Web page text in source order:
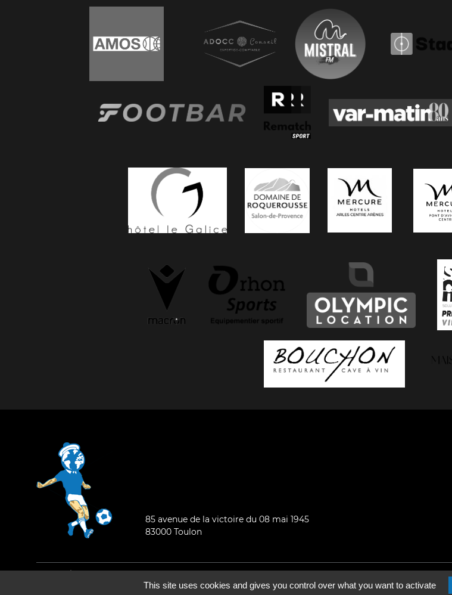
85 avenue de la victoire du 08 mai 1945
83000 Toulon
Mentions légales-Qui sommes-nous ?
©2026 - Tous droits réservés - Conception :epartenair e
This site uses cookies and gives you control over what you want to activate